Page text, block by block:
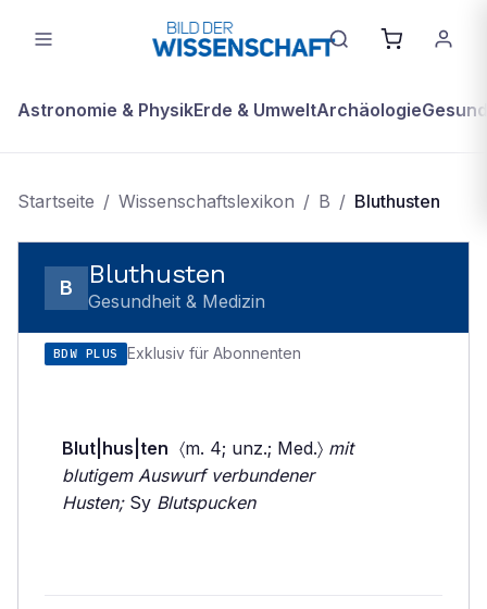
Astronomie & PhysikErde & UmweltArchäologie
Startseite / Wissenschaftslexikon / B / Bluthusten
B Bluthusten
Gesundheit & Medizin
BDW PLUS Exklusiv für Abonnenten
Blut|hus|ten 〈m. 4; unz.; Med.〉 mit
blutigem Auswurf verbundener
Husten;Sy Blutspucken